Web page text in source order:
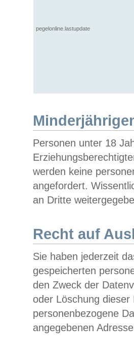
pegelonline.lastupdate
Personen unter 18
werden keine
angefordert.
an Dritte
Recht auf
Sie haben jederzeit
gespeicherten
den Zweck der
oder Löschung
personenbezogene
angegebenen